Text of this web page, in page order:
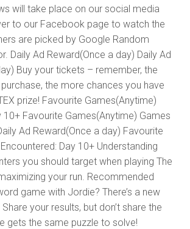
will take place on our social media
to our Facebook page to watch the
are picked by Google Random
Daily Ad Reward(Once a day) Daily Ad
Buy your tickets – remember, the
the more chances you have
prize! Favourite Games(Anytime)
10+ Favourite Games(Anytime) Games
Ad Reward(Once a day) Favourite
Day 10+ Understanding
you should target when playing The
your run. Recommended
game with Jordie? There’s a new
your results, but don’t share the
gets the same puzzle to solve!